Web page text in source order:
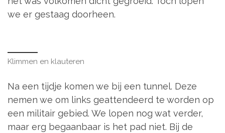
we er gestaag doorheen.
Klimmen en klauteren
Na een tijdje komen we bij een tunnel. Deze
nemen we om links geattendeerd te worden op
een militair gebied. We lopen nog wat verder,
maar erg begaanbaar is het pad niet. Bij de